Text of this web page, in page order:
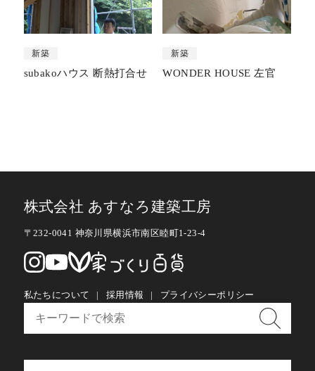
新築
subakoハウス 断熱打合せ
新築
WONDER HOUSE 左官
株式会社 あすなろ建築工房
〒232-0041 神奈川県横浜市南区睦町1-23-4
私たちについて 採用情報 プライバシーポリシー